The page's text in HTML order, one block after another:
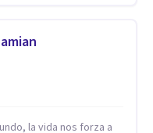
ser un mejor
la vida nos forza a